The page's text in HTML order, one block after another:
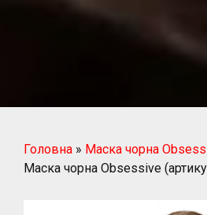
Головна » Маска чорна
Маска чорна Obsessive